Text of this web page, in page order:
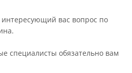
вас вопрос по
специалисты обязательно вам